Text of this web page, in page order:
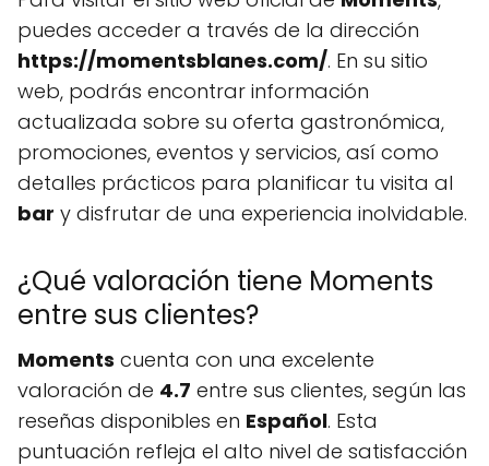
puedes acceder a través de la dirección
https://momentsblanes.com/. En su sitio
web, podrás encontrar información
actualizada sobre su oferta gastronómica,
promociones, eventos y servicios, así como
detalles prácticos para planificar tu visita al
bar y disfrutar de una experiencia inolvidable.
¿Qué valoración tiene Moments
entre sus clientes?
Moments cuenta con una excelente
valoración de 4.7 entre sus clientes, según las
reseñas disponibles en Español. Esta
puntuación refleja el alto nivel de satisfacción